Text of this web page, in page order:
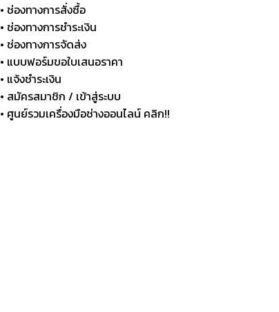
• ช่องทางการสั่งซื้อ
• ช่องทางการชำระเงิน
• ช่องทางการจัดส่ง
• แบบฟอร์มขอใบเสนอราคา
• แจ้งชำระเงิน
• สมัครสมาชิก / เข้าสู่ระบบ
• ศูนย์รวมเครื่องมือช่างออนไลน์ คลิก!!